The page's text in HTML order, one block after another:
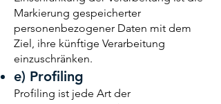
Markierung gespeicherter
personenbezogener Daten mit dem
Ziel, ihre künftige Verarbeitung
einzuschränken.
e) Profiling
Profiling ist jede Art der